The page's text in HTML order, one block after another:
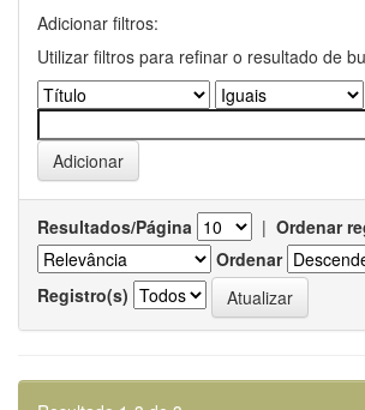
Adicionar filtros:
Utilizar filtros para refinar o resultado de
Resultados/Página | Ordenar
Ordenar
Registro(s)